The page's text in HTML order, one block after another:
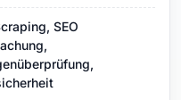
SEO